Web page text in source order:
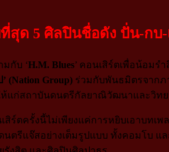
ด 5 ศิลปินชื่อดัง ปั่น-กบ-
มกับ ‘H.M. Blues’ คอนเสิร์ตเพื่อน้อมร
(Nation Group) ร่วมกับพันธมิตรจากภ
ห้แก่สถาบันดนตรีกัลยาณิวัฒนาและวิท
สิร์ตครั้งนี้ไม่เพียงแค่การหยิบเอาบท
นตรีแจ๊สอย่างเต็มรูปแบบ ทั้งคอมโบ แ